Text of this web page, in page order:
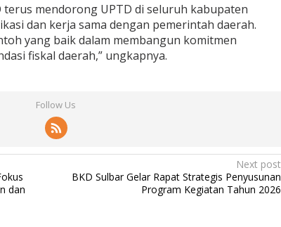
terus mendorong UPTD di seluruh kabupaten
dan kerja sama dengan pemerintah daerah.
yang baik dalam membangun komitmen
fiskal daerah,” ungkapnya.
Follow Us
dan
Next post
BKD Sulbar Gelar Rapat Strategis Penyusunan
Program Kegiatan Tahun 2026